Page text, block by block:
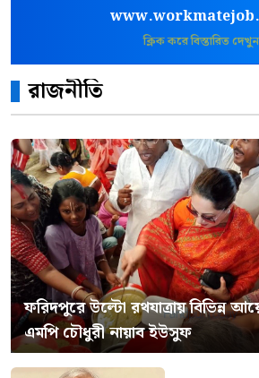
ক্লিক করে বিস্তারিত দেখুন
রাজনীতি
ফরিদপুরে উল্টো রথযাত্রায় বিভিন্ন
এমপি চৌধুরী নায়াব ইউসুফ